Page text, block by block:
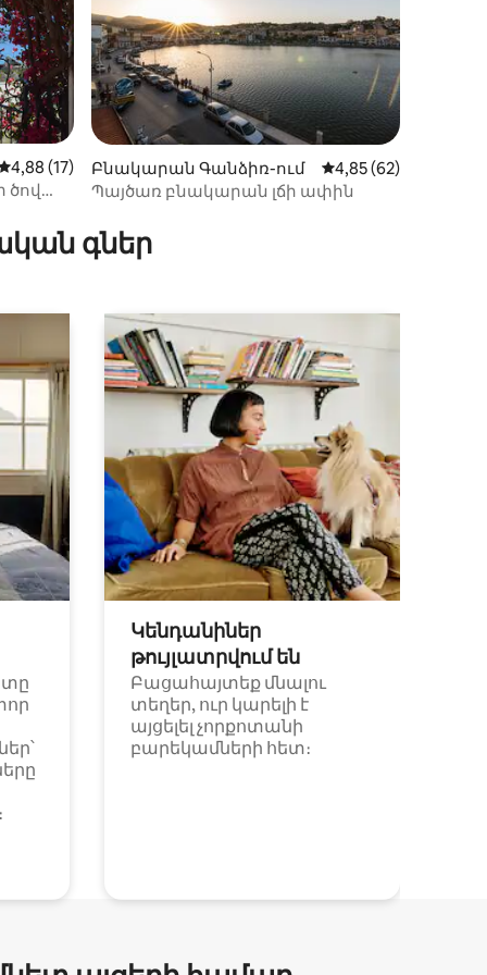
վարկանիշը՝ 5-ից 4,88, 17 կարծիք
4,88 (17)
ծով
Բնակարան Գանձիռ-ում Միջին
4,85 (62)
Պայծառ բնակարան լճի ափին
գներ
Կենդանիներ
թույլատրվում են
Բացահայտեք մնալու
տեղեր, ուր կարելի է
այցելել չորքոտանի
բարեկամների հետ։